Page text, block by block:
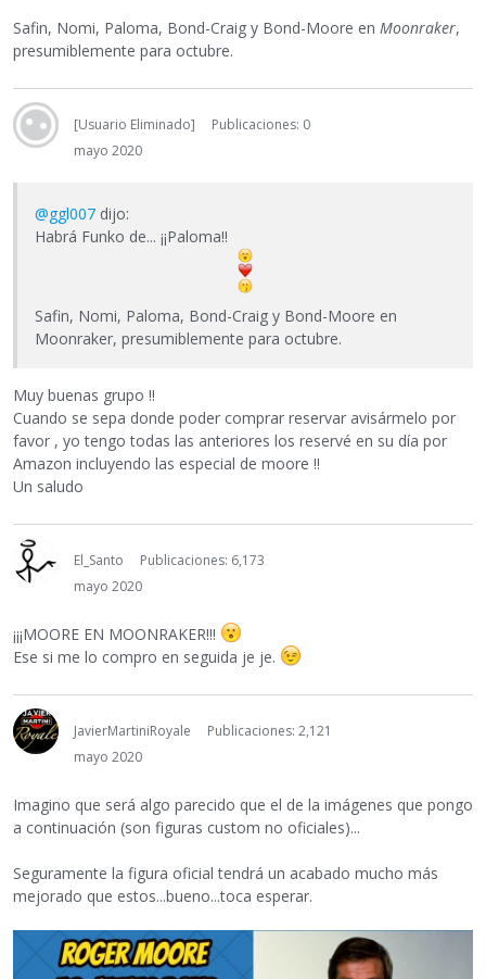
Safin, Nomi, Paloma, Bond-Craig y Bond-Moore en Moonraker,
presumiblemente para octubre.
[Usuario Eliminado]
Publicaciones: 0
mayo 2020
@ggl007 dijo:
Habrá Funko de... ¡¡Paloma!!
Safin, Nomi, Paloma, Bond-Craig y Bond-Moore en
Moonraker, presumiblemente para octubre.
Muy buenas grupo !!
Cuando se sepa donde poder comprar reservar avisármelo por
favor , yo tengo todas las anteriores los reservé en su día por
Amazon incluyendo las especial de moore !!
Un saludo
El_Santo
Publicaciones: 6,173
mayo 2020
¡¡¡MOORE EN MOONRAKER!!!
Ese si me lo compro en seguida je je.
JavierMartiniRoyale
Publicaciones: 2,121
mayo 2020
Imagino que será algo parecido que el de la imágenes que pongo
a continuación (son figuras custom no oficiales)...
Seguramente la figura oficial tendrá un acabado mucho más
mejorado que estos...bueno...toca esperar.